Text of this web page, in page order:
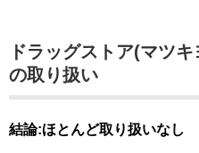
ドラッグストア(マツ
の取り扱い
結論:ほとんど取り扱いなし